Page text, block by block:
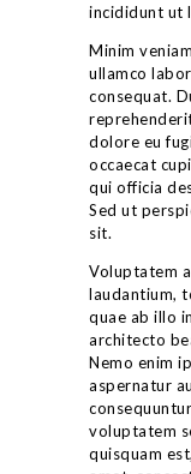
incididunt ut
Minim
ullamco
consequat.
dolore eu
occaecat
qui officia
Sed ut
sit.
Voluptatem
laudantium,
quae ab illo
architecto
Nemo enim
aspernatur
voluptatem
quisquam